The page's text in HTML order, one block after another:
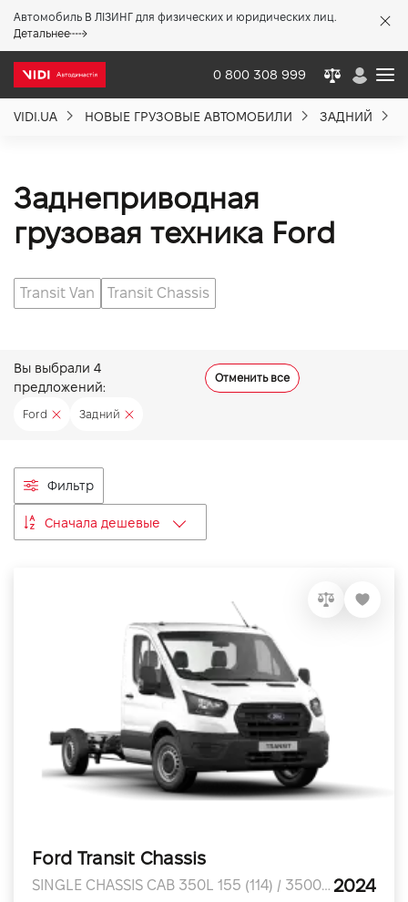
Автомобиль В ЛІЗИНГ для физических и юридических лиц.
Детальнее
0 800 308 999
VIDI.UA НОВЫЕ ГРУЗОВЫЕ АВТОМОБИЛИ ЗАДНИЙ
Заднеприводная
грузовая техника Ford
Transit Van Transit Chassis
Вы выбрали 4
предложений:
Отменить все
Ford Задний
Фильтр
Сначала дешевые
Ford Transit Chassis
SINGLE CHASSIS CAB 350L 155 (114) / 3500 л.с. 2024
Акции %
Новости
Политика качества
Вакансии
Контакты
Підпишись на наш канал та слідкуй за